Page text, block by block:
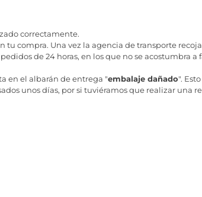
correctamente.
tu compra. Una vez la agencia de transporte
de 24 horas, en los que no se acostumbra a
en el albarán de entrega "embalaje dañado".
unos días, por si tuviéramos que realizar una